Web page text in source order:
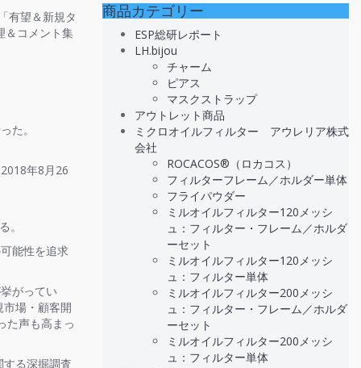
有望＆新規タ
＆コメント集
た。
年8月26
。
能性を追求
がってい
場・顧客開
た声も高まっ
る深掘調査
商品カテゴリー
ESP総研レポート
LH.bijou
チャーム
ピアス
マスクストラップ
アウトレット商品
ミクロオイルフィルター アウレリア株式
会社
ROCACOS®（ロカコス）
フィルターフレーム／ホルダー単体
フライパウダー
ミルオイルフィルター120メッシ
ュ：フィルター・フレーム／ホルダ
ーセット
ミルオイルフィルター120メッシ
ュ：フィルター単体
ミルオイルフィルター200メッシ
ュ：フィルター・フレーム／ホルダ
ーセット
ミルオイルフィルター200メッシ
ュ：フィルター単体